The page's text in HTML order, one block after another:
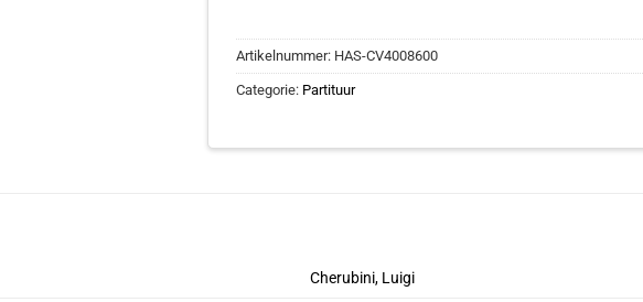
Artikelnummer: HAS-CV4008600
Categorie: Partituur
Cherubini, Luigi